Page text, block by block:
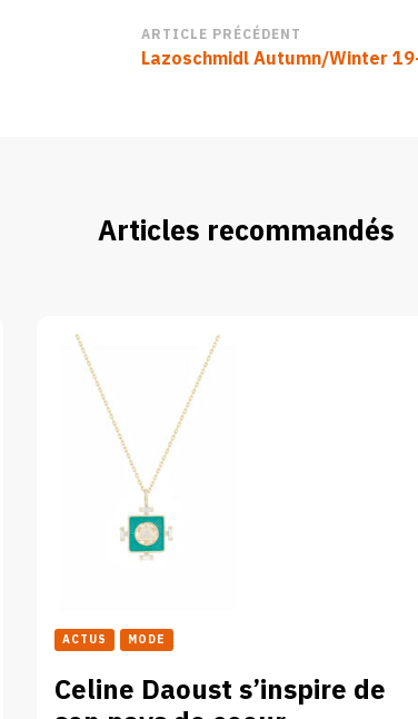
Navigation
d’article
ARTICLE PRÉCÉDENT
Lazoschmidl Autumn/Winter
Articles recommandés
ACTUS MODE
Celine Daoust s’inspire de